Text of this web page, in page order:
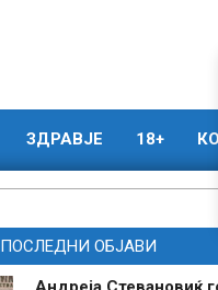
ЗДРАВЈЕ 18+
ПОСЛЕДНИ ОБЈАВИ